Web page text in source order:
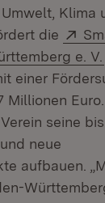
Klima
die
e. V.
einer
Millionen
seine
neue
aufbauen.